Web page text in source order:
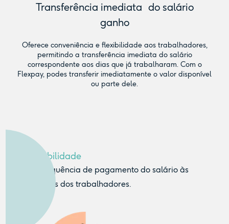
Transferência imediata do salário
ganho
Oferece conveniência e flexibilidade aos trabalhadores,
permitindo a transferência imediata do salário
correspondente aos dias que já trabalharam. Com o
Flexpay, podes transferir imediatamente o valor disponível
ou parte dele.
Mais flexibilidade
Ajusta a frequência de pagamento do salário às
necessidades dos trabalhadores.